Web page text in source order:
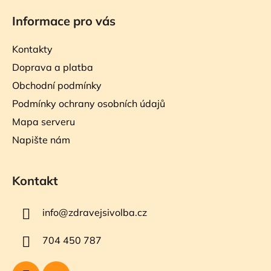
Informace pro vás
Kontakty
Doprava a platba
Obchodní podmínky
Podmínky ochrany osobních údajů
Mapa serveru
Napište nám
Kontakt
info@zdravejsivolba.cz
704 450 787